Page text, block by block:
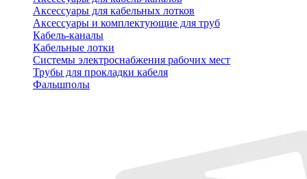
Аксессуары для кабельных лотков
Аксессуары и комплектующие для труб
Кабель-каналы
Кабельные лотки
Системы электроснабжения рабочих мест
Трубы для прокладки кабеля
Фальшполы